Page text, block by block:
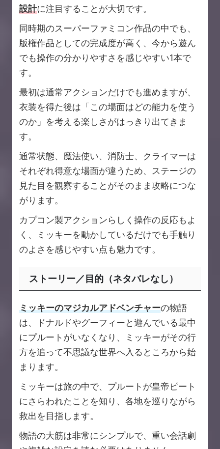
設計に注目することが大切です。
同時期のスーパーファミコン作品の中でも、
版権作品としての完成度が高く、今から遊ん
でも操作の分かりやすさを感じやすい1本で
す。
最初は通常アクションだけでも進めますが、
衣装を得た後は「この場面はどの能力を使う
のか」を考える楽しさがはっきり出てきま
す。
通常状態、魔法使い、消防士、クライマーは
それぞれ得意な場面が違うため、ステージの
見た目を観察することがそのまま攻略につな
がります。
カプコン製アクションらしく操作の反応もよ
く、ミッキーを動かしているだけでも手触り
のよさを感じやすい点も魅力です。
ストーリー／目的（ネタバレなし）
ミッキーのマジカルアドベンチャーの物語
は、ドナルドやグーフィーと遊んでいる最中
にプルートがいなくなり、ミッキーがその行
方を追って不思議な世界へ入るところから始
まります。
ミッキーは旅の中で、プルートが皇帝ピート
にさらわれたことを知り、各地を巡りながら
救出を目指します。
物語の大筋は非常にシンプルで、重い会話劇